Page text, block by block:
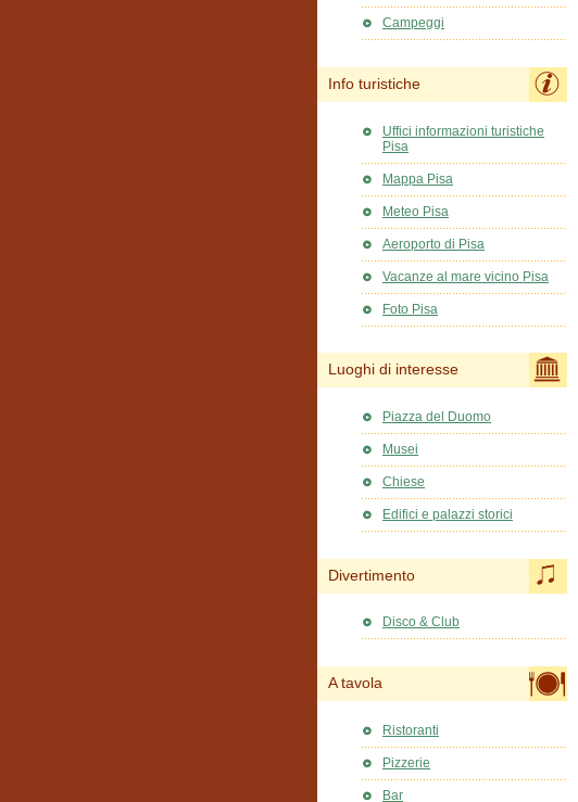
Campeggi
Info turistiche
Uffici informazioni turistiche
Pisa
Mappa Pisa
Meteo Pisa
Aeroporto di Pisa
Vacanze al mare vicino Pisa
Foto Pisa
Luoghi di interesse
Piazza del Duomo
Musei
Chiese
Edifici e palazzi storici
Divertimento
Disco & Club
A tavola
Ristoranti
Pizzerie
Bar